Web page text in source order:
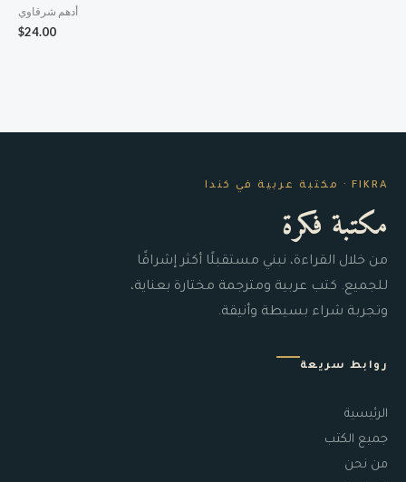
أدهم شرقاوي
$24.00
FIKRA · مكتبة عربية في كندا
مكتبة فكرة
من خلال القراءة، نبني مستقبلًا أكثر إشراقًا
للجميع. كتب عربية ومترجمة مختارة بعناية،
وتجربة شراء بسيطة وأنيقة.
روابط سريعة
الرئيسية
جميع الكتب
من نحن